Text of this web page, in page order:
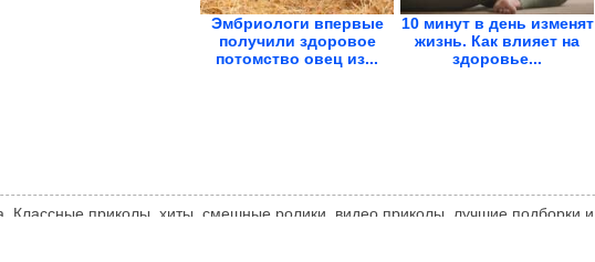
Эмбриологи впервые
получили здоровое
потомство овец из...
10 минут в день изменят
жизнь. Как влияет на
здоровье...
Классные приколы, хиты, смешные ролики, видео приколы, лучшие подборки и